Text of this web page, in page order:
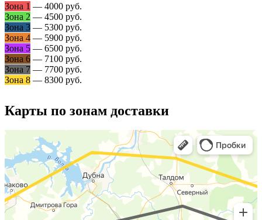
Зона 1 — 4000 руб.
Зона 2 — 4500 руб.
Зона 3 — 5300 руб.
Зона 4 — 5900 руб.
Зона 5 — 6500 руб.
Зона 6 — 7100 руб.
Зона 7 — 7700 руб.
Зона 8 — 8300 руб.
Карты по зонам доставки